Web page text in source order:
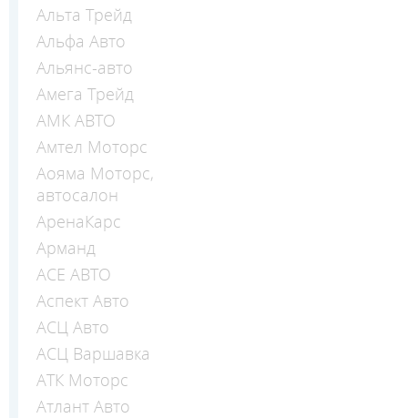
Альта Трейд
Альфа Авто
Альянс-авто
Амега Трейд
АМК АВТО
Амтел Моторс
Аояма Моторс,
автосалон
АренаКарс
Арманд
АСЕ АВТО
Аспект Авто
АСЦ Авто
АСЦ Варшавка
АТК Моторс
Атлант Авто